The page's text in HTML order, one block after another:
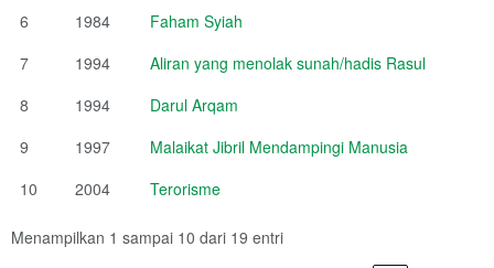
6
1984
Faham Syiah
7
1994
Aliran yang menolak sunah/hadis Rasul
8
1994
Darul Arqam
9
1997
Malaikat Jibril Mendampingi Manusia
10
2004 Terorisme
Menampilkan 1 sampai 10 dari 19 entri